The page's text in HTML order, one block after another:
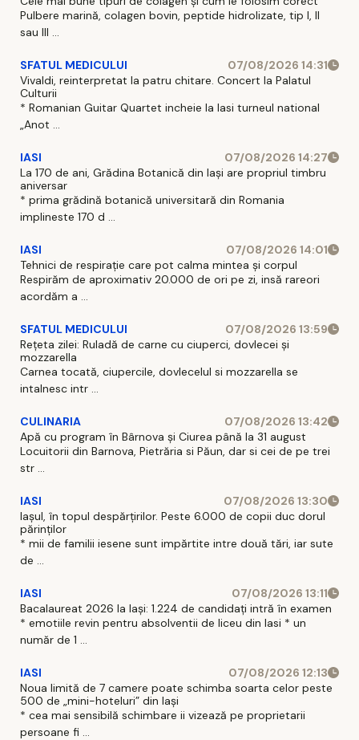
Pulbere marină, colagen bovin, peptide hidrolizate, tip I, II
sau III ...
SFATUL MEDICULUI
07/08/2026 14:31
Vivaldi, reinterpretat la patru chitare. Concert la Palatul
Culturii
* Romanian Guitar Quartet incheie la Iasi turneul national
„Anot ...
IASI
07/08/2026 14:27
La 170 de ani, Grădina Botanică din Iași are propriul timbru
aniversar
* prima grădină botanică universitară din Romania
implineste 170 d ...
IASI
07/08/2026 14:01
Tehnici de respirație care pot calma mintea și corpul
Respirăm de aproximativ 20.000 de ori pe zi, insă rareori
acordăm a ...
SFATUL MEDICULUI
07/08/2026 13:59
Rețeta zilei: Ruladă de carne cu ciuperci, dovlecei și
mozzarella
Carnea tocată, ciupercile, dovlecelul si mozzarella se
intalnesc intr ...
CULINARIA
07/08/2026 13:42
Apă cu program în Bârnova și Ciurea până la 31 august
Locuitorii din Barnova, Pietrăria si Păun, dar si cei de pe trei
str ...
IASI
07/08/2026 13:30
Iașul, în topul despărțirilor. Peste 6.000 de copii duc dorul
părinților
* mii de familii iesene sunt impărtite intre două tări, iar sute
de ...
IASI
07/08/2026 13:11
Bacalaureat 2026 la Iași: 1.224 de candidați intră în examen
* emotiile revin pentru absolventii de liceu din Iasi * un
număr de 1 ...
IASI
07/08/2026 12:13
Noua limită de 7 camere poate schimba soarta celor peste
500 de „mini-hoteluri” din Iași
* cea mai sensibilă schimbare ii vizează pe proprietarii
persoane fi ...